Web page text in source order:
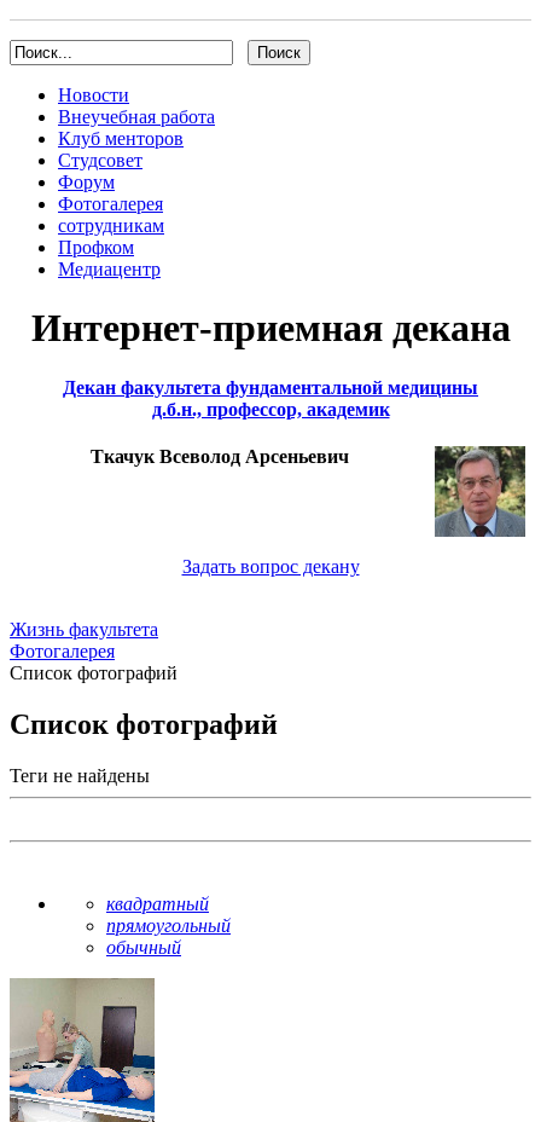
Новости
Внеучебная работа
Клуб менторов
Студсовет
Форум
Фотогалерея
сотрудникам
Профком
Медиацентр
Интернет-приемная декана
Декан факультета фундаментальной медицины
д.б.н., профессор, академик
Ткачук Всеволод Арсеньевич
Задать вопрос декану
Жизнь факультета
Фотогалерея
Список фотографий
Список фотографий
Теги не найдены
квадратный
прямоугольный
обычный